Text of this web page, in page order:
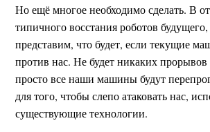
Но ещё многое необходимо сделать. В
типичного восстания роботов будущего,
представим, что будет, если текущие
против нас. Не будет никаких прорывов
просто все наши машины будут
для того, чтобы слепо атаковать нас,
существующие технологии.